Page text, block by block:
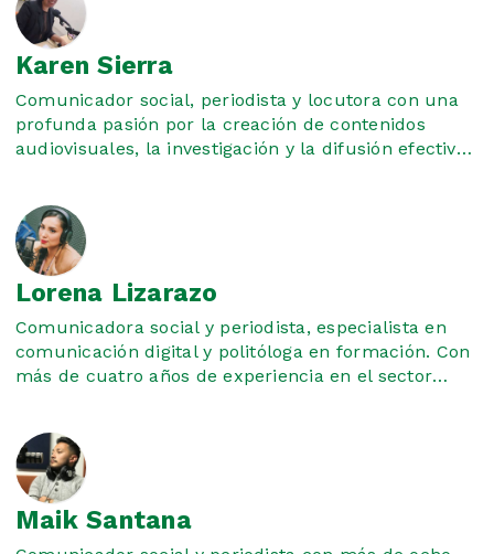
Karen Sierra
Comunicador social, periodista y locutora con una
profunda pasión por la creación de contenidos
audiovisuales, la investigación y la difusión efectiva
para generar mensajes memorables
Lorena Lizarazo
Comunicadora social y periodista, especialista en
comunicación digital y politóloga en formación. Con
más de cuatro años de experiencia en el sector
en la creación e implementación de estrategias de
comunicación.
Maik Santana